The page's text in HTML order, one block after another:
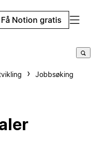
Få Notion gratis
Jobbsøking